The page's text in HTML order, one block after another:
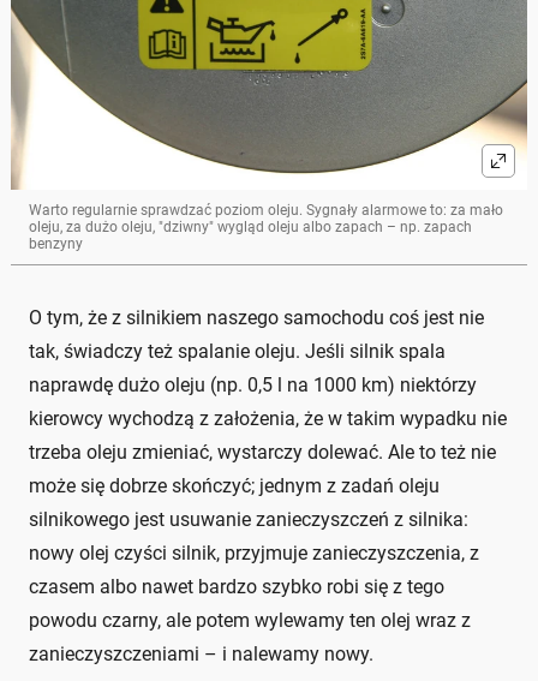
Warto regularnie sprawdzać poziom oleju. Sygnały alarmowe to: za mało
oleju, za dużo oleju, "dziwny" wygląd oleju albo zapach – np. zapach
benzyny
O tym, że z silnikiem naszego samochodu coś jest nie
tak, świadczy też spalanie oleju. Jeśli silnik spala
naprawdę dużo oleju (np. 0,5 l na 1000 km) niektórzy
kierowcy wychodzą z założenia, że w takim wypadku nie
trzeba oleju zmieniać, wystarczy dolewać. Ale to też nie
może się dobrze skończyć; jednym z zadań oleju
silnikowego jest usuwanie zanieczyszczeń z silnika:
nowy olej czyści silnik, przyjmuje zanieczyszczenia, z
czasem albo nawet bardzo szybko robi się z tego
powodu czarny, ale potem wylewamy ten olej wraz z
zanieczyszczeniami – i nalewamy nowy.